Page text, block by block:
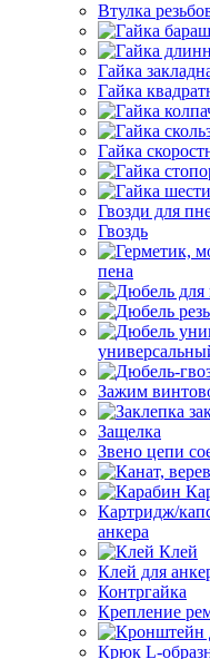
Втулка
Гайка
Гайка
Гайка
Гвозди для
Гвоздь
пена
Зажим
Защелка
Звено цепи
Картридж/
анкера
Клей
Клей для
Контргайка
Крепление
Крюк L-